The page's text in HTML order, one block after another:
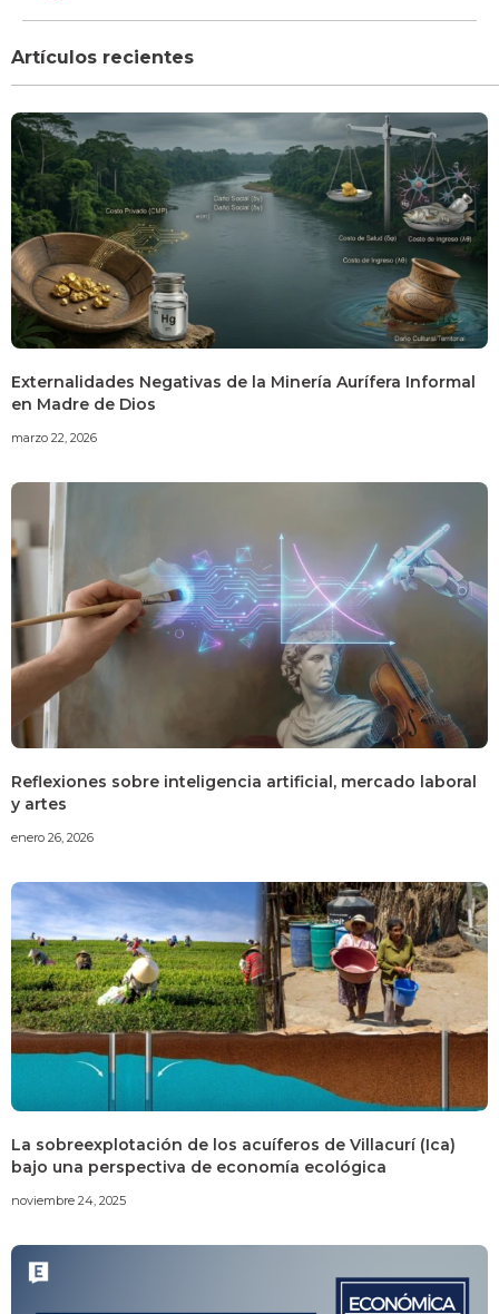
Artículos recientes
Externalidades Negativas de la Minería Aurífera Informal
en Madre de Dios
marzo 22, 2026
Reflexiones sobre inteligencia artificial, mercado laboral
y artes
enero 26, 2026
La sobreexplotación de los acuíferos de Villacurí (Ica)
bajo una perspectiva de economía ecológica
noviembre 24, 2025